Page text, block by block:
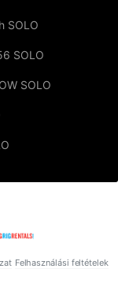
SOLO
SOLO
SOLO
Felhasználási feltételek